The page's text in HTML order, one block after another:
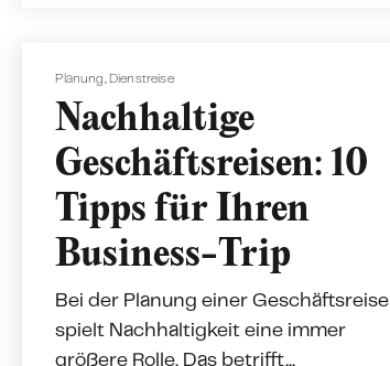
Planung , Dienstreise
Nachhaltige
Geschäftsreisen: 10
Tipps für Ihren
Business-Trip
Bei der Planung einer Geschäftsreise
spielt Nachhaltigkeit eine immer
größere Rolle. Das betrifft...